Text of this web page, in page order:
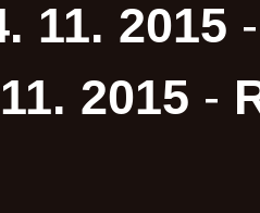
11. 2015
2015 -